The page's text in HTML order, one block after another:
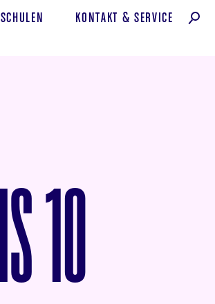
KONTAKT & SERVICE
10